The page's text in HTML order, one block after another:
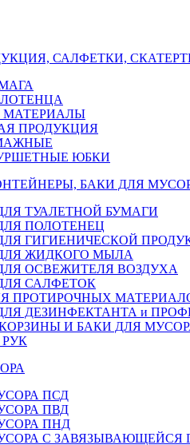
САЛФЕТКИ,
МАТЕРИАЛЫ
ПРОДУКЦИЯ
ЮБКИ
БАКИ ДЛЯ
ТУАЛЕТНОЙ БУМАГИ
ПОЛОТЕНЕЦ
ГИГИЕНИЧЕСКОЙ
ЖИДКОГО МЫЛА
ОСВЕЖИТЕЛЯ ВОЗДУХА
САЛФЕТОК
ПРОТИРОЧНЫХ
ДЕЗИНФЕКТАНТА и
И БАКИ ДЛЯ
ПСД
ПВД
ПНД
С ЗАВЯЗЫВАЮЩЕЙСЯ